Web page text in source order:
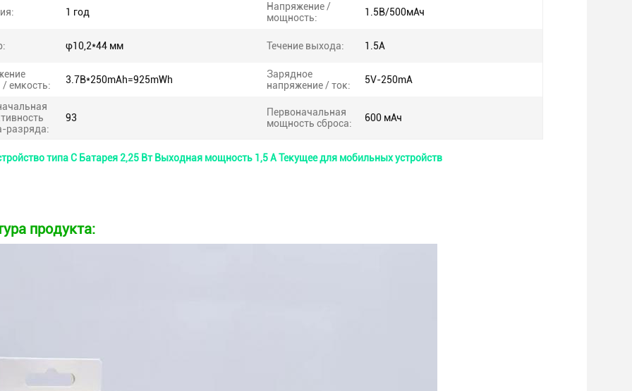
1 год
Напряжение /
мощность:
1.5В/500мАч
φ10,2*44 мм Течение выхода: 1.5А
/ емкость:
3.7В*250mAh=925mWh
Зарядное
напряжение / ток:
5V-250mA
разряда:
93
Первоначальная
мощность сброса:
600 мАч
типа С Батарея 2,25 Вт Выходная мощность 1,5 А Текущее для мобильных устройств
продукта: